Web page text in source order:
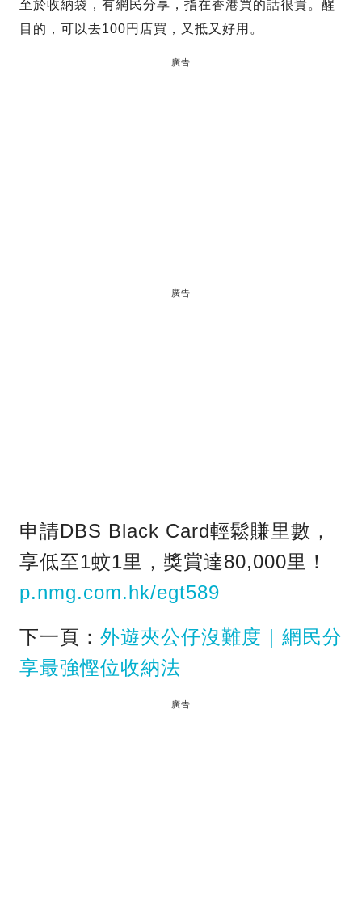
至於收納袋，有網民分享，指在香港買的話很貴。醒
目的，可以去100円店買，又抵又好用。
廣告
廣告
申請DBS Black Card輕鬆賺里數，
享低至1蚊1里，獎賞達80,000里！
p.nmg.com.hk/egt589
下一頁： 外遊夾公仔沒難度｜網民分
享最強慳位收納法
廣告